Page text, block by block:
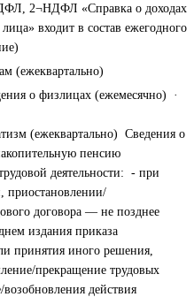
2¬НДФЛ «Справка о доходах
входит в состав ежегодного
(ежеквартально)
о физлицах (ежемесячно) ·
(ежеквартально) Сведения о
пенсию
деятельности: - при
приостановлении/
договора — не позднее
издания приказа
принятия иного решения,
прекращение трудовых
действия